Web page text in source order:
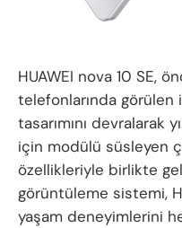
HUAWEI nova 10 SE,
telefonlarında görülen
tasarımını devralarak
için modülü süsleyen
özellikleriyle birlikte
görüntüleme sistemi,
yaşam deneyimlerini